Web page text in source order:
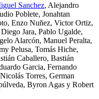
Sanchez, Alejandro
Poblete, Jonahtan
Enzo Nuñez, Victor Ortiz,
Jara, Pablo Ugalde,
Alarcón, Manuel Peralta,
Pelusa, Tomás Hiche,
Caballero, Bastián
Garcia, Fernando
Torres, German
Byron Agas y Robert